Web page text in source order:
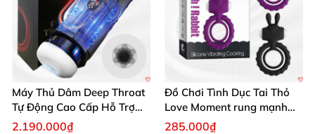
Máy Thủ Dâm Deep Throat
Tự Động Cao Cấp Hỗ Trợ
Gắn Tường
2.190.000₫
Đồ Chơi Tình Dục Tai Thỏ
Love Moment rung mạnh
mẽ êm ái
285.000₫